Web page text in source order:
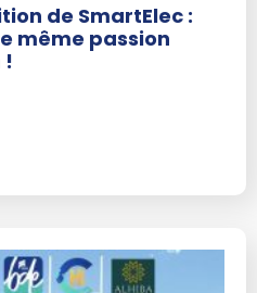
de SmartElec :
même passion
!